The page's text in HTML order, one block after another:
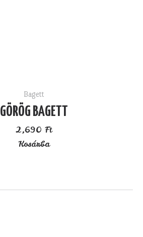
Bagett
GÖRÖG BAGETT
2,690 Ft
Kosárba